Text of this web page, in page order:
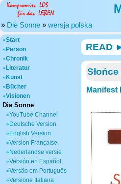
» Die Sonne » wersja polska
Start
Person
Chronik
Literatur
Kunst
Bücher
Visionen
Die Sonne
YouTube Channel
Deutsche Version
English Version
Version Française
Nederlandse versie
Versión en Español
Versão em Português
Versione Italiana
READ
Manifest